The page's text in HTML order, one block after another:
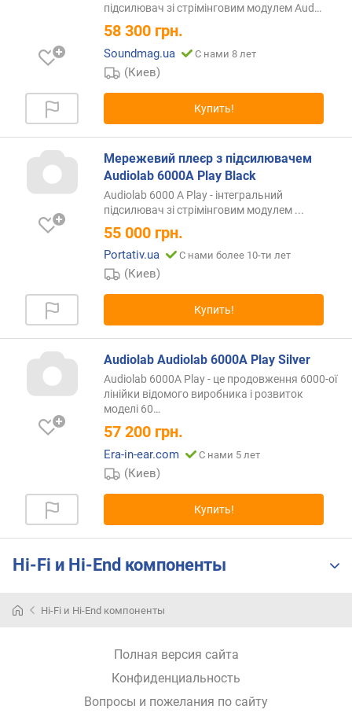
р
о
к
д
в
ы
о
о
з
м
п
д
е
підсилювач зі стрімінговим модулемAud…
58 300 грн.
Soundmag.ua С нами 8 лет
(Киев)
Купить!
Мережевий плеєр з підсилювачем
Audiolab 6000A Play Black
Audiolab 6000 A Play - інтегральний
підсилювач зі стрімінговим модулем ...
55 000 грн.
Portativ.ua С нами более 10-ти лет
(Киев)
Купить!
Audiolab Audiolab 6000A Play Silver
Audiolab 6000A Play - це продовження 6000-ої
лінійки відомого виробника і розвиток
моделі 60…
57 200 грн.
Era-in-ear.com С нами 5 лет
(Киев)
Купить!
Hi-Fi и Hi-End компоненты
Hi-Fi и Hi-End компоненты
Полная версия сайта
Конфиденциальность
Вопросы и пожелания по сайту